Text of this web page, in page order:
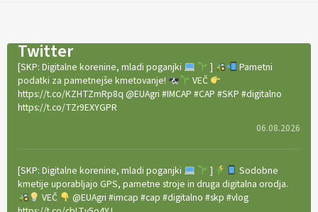
Twitter
[SKP: Digitalne korenine, mladi poganjki ]
Pametni
podatki za pametnejše kmetovanje!
VEČ
https://t.co/KZHTZmRp8q @EUAgri #IMCAP #CAP #SKP #digitalno
https://t.co/TZr9EXYGPR
06.08.2026
[SKP: Digitalne korenine, mladi poganjki ]
Sodobne
kmetije uporabljajo GPS, pametne stroje in druga digitalna orodja.
VEČ
@EUAgri #imcap #cap #digitalno #skp #vlog